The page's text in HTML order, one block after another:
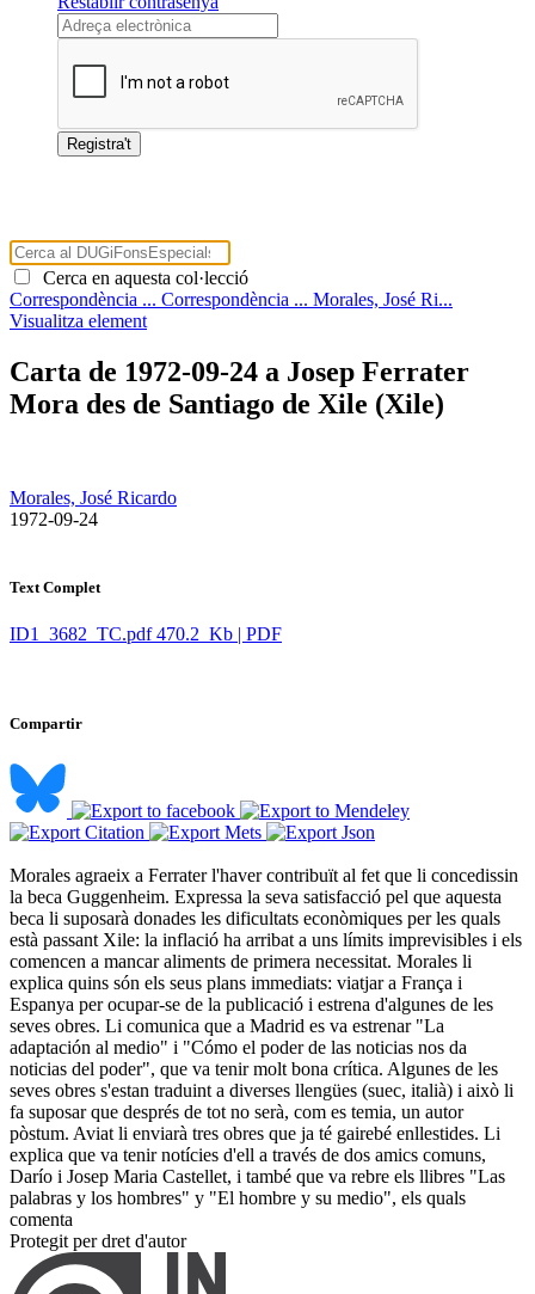
Cerca en aquesta col·lecció
Correspondència ... Correspondència ... Morales, José Ri...
Visualitza element
Carta de 1972-09-24 a Josep Ferrater
Mora des de Santiago de Xile (Xile)
Morales, José Ricardo
​ 1972-09-24
Text Complet
ID1_3682_TC.pdf 470.2 Kb | PDF
Compartir
Morales agraeix a Ferrater l'haver contribuït al fet que li concedissin
la beca Guggenheim. Expressa la seva satisfacció pel que aquesta
beca li suposarà donades les dificultats econòmiques per les quals
està passant Xile: la inflació ha arribat a uns límits imprevisibles i els
comencen a mancar aliments de primera necessitat. Morales li
explica quins són els seus plans immediats: viatjar a França i
Espanya per ocupar-se de la publicació i estrena d'algunes de les
seves obres. Li comunica que a Madrid es va estrenar "La
adaptación al medio" i "Cómo el poder de las noticias nos da
noticias del poder", que va tenir molt bona crítica. Algunes de les
seves obres s'estan traduint a diverses llengües (suec, italià) i això li
fa suposar que després de tot no serà, com es temia, un autor
pòstum. Aviat li enviarà tres obres que ja té gairebé enllestides. Li
explica que va tenir notícies d'ell a través de dos amics comuns,
Darío i Josep Maria Castellet, i també que va rebre els llibres "Las
palabras y los hombres" y "El hombre y su medio", els quals
comenta ​
Protegit per dret d'autor